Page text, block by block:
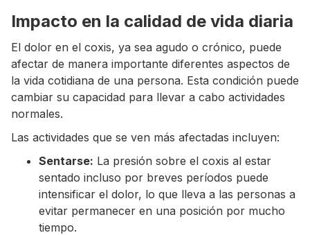
Impacto en la calidad de vida diaria
El dolor en el coxis, ya sea agudo o crónico, puede
afectar de manera importante diferentes aspectos de
la vida cotidiana de una persona. Esta condición puede
cambiar su capacidad para llevar a cabo actividades
normales.
Las actividades que se ven más afectadas incluyen:
Sentarse: La presión sobre el coxis al estar
sentado incluso por breves períodos puede
intensificar el dolor, lo que lleva a las personas a
evitar permanecer en una posición por mucho
tiempo.